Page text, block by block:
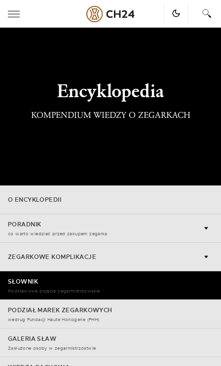
Encyklopedia
KOMPENDIUM WIEDZY O ZEGARKACH
O ENCYKLOPEDII
PORADNIK
co warto wiedzieć przed zakupem zegarka
ZEGARKOWE KOMPLIKACJE
SŁOWNIK
Podstawowe pojęcia zegarmistrzowskie
PODZIAŁ MAREK ZEGARKOWYCH
według Fundacji Haute Horlogerie (FHH)
GALERIA SŁAW
Zasłużone osoby w zegarmistrzostwie